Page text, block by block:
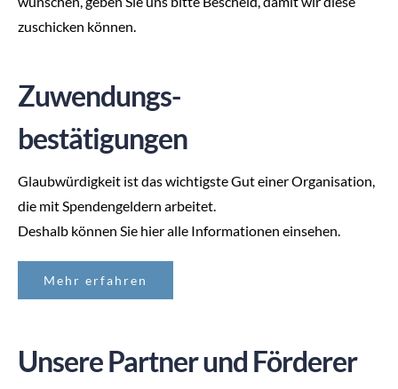
zuschicken können.
Zuwendungs-
bestätigungen
Glaubwürdigkeit ist das wichtigste Gut einer Organisation,
die mit Spendengeldern arbeitet.
Deshalb können Sie hier alle Informationen einsehen.
Mehr erfahren
Unsere Partner und Förderer